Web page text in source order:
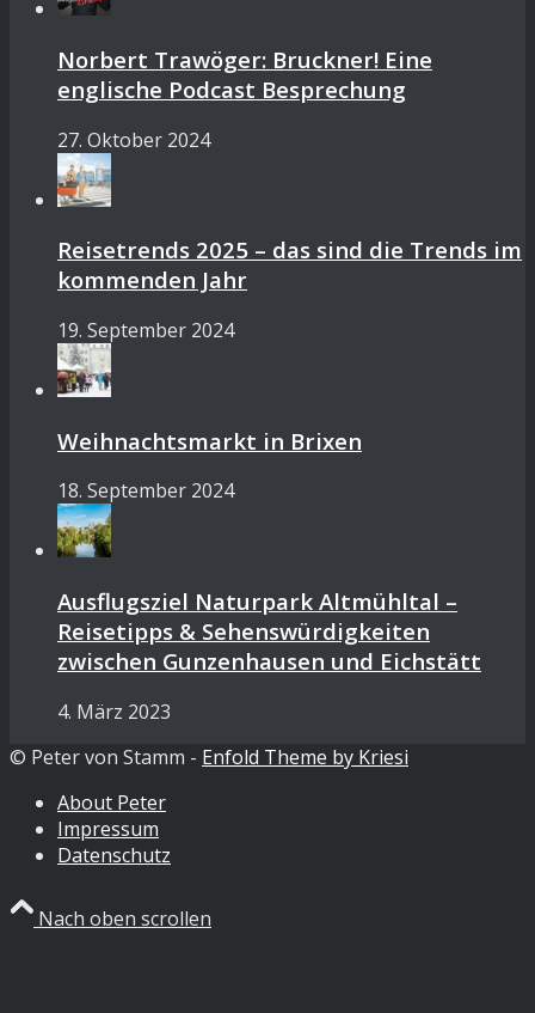
Norbert Trawöger: Bruckner! Eine
englische Podcast Besprechung
27. Oktober 2024
Reisetrends 2025 – das sind die Trends im
kommenden Jahr
19. September 2024
Weihnachtsmarkt in Brixen
18. September 2024
Ausflugsziel Naturpark Altmühltal –
Reisetipps & Sehenswürdigkeiten
zwischen Gunzenhausen und Eichstätt
4. März 2023
© Peter von Stamm - Enfold Theme by Kriesi
About Peter
Impressum
Datenschutz
Nach oben scrollen